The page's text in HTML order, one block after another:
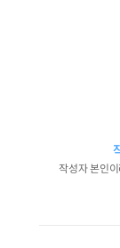
작성자 본인